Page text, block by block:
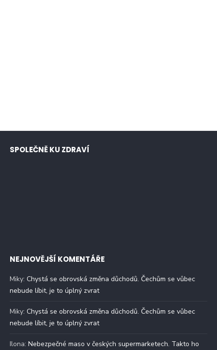
SPOLEČNĚ KU ZDRAVÍ
NEJNOVĚJŠÍ KOMENTÁŘE
Miky: Chystá se obrovská změna důchodů. Čechům se vůbec
nebude líbit, je to úplný zvrat
Miky: Chystá se obrovská změna důchodů. Čechům se vůbec
nebude líbit, je to úplný zvrat
Ilona: Nebezpečné maso v českých supermarketech. Takto ho